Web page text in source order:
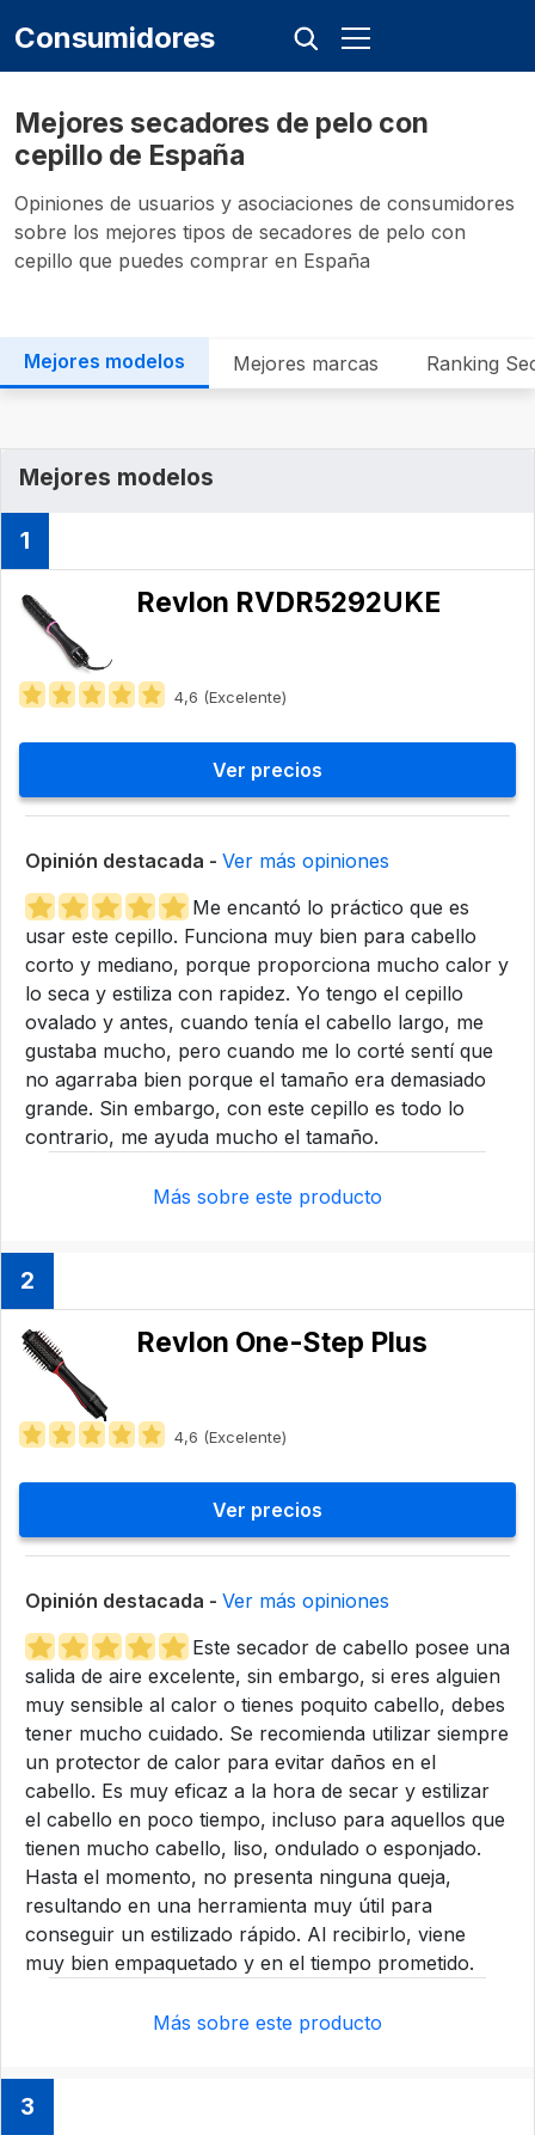
Consumidores
Mejores secadores de pelo con
cepillo de España
Opiniones de usuarios y asociaciones de consumidores
sobre los mejores tipos de secadores de pelo con
cepillo que puedes comprar en España
Mejores modelos Mejores marcas Ranking
Mejores modelos
1
Revlon RVDR5292UKE
4,6 (Excelente)
Ver precios
Opinión destacada - Ver más opiniones
Me encantó lo práctico que es
usar este cepillo. Funciona muy bien para cabello
corto y mediano, porque proporciona mucho calor y
lo seca y estiliza con rapidez. Yo tengo el cepillo
ovalado y antes, cuando tenía el cabello largo, me
gustaba mucho, pero cuando me lo corté sentí que
no agarraba bien porque el tamaño era demasiado
grande. Sin embargo, con este cepillo es todo lo
contrario, me ayuda mucho el tamaño.
Más sobre este producto
2
Revlon One-Step Plus
4,6 (Excelente)
Ver precios
Opinión destacada - Ver más opiniones
Este secador de cabello posee una
salida de aire excelente, sin embargo, si eres alguien
muy sensible al calor o tienes poquito cabello, debes
tener mucho cuidado. Se recomienda utilizar siempre
un protector de calor para evitar daños en el
cabello. Es muy eficaz a la hora de secar y estilizar
el cabello en poco tiempo, incluso para aquellos que
tienen mucho cabello, liso, ondulado o esponjado.
Hasta el momento, no presenta ninguna queja,
resultando en una herramienta muy útil para
conseguir un estilizado rápido. Al recibirlo, viene
muy bien empaquetado y en el tiempo prometido.
Más sobre este producto
3